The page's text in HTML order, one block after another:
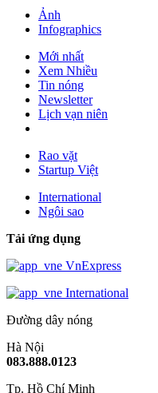
Ảnh
Infographics
Mới nhất
Xem Nhiều
Tin nóng
Newsletter
Lịch vạn niên
Rao vặt
Startup Việt
International
Ngôi sao
Tải ứng dụng
VnExpress
International
Đường dây nóng
Hà Nội
083.888.0123
Tp. Hồ Chí Minh